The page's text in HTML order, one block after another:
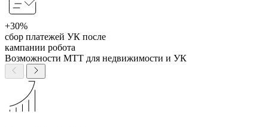
+30%
сбор платежей УК после
кампании робота
Возможности МТТ для недвижимости и УК